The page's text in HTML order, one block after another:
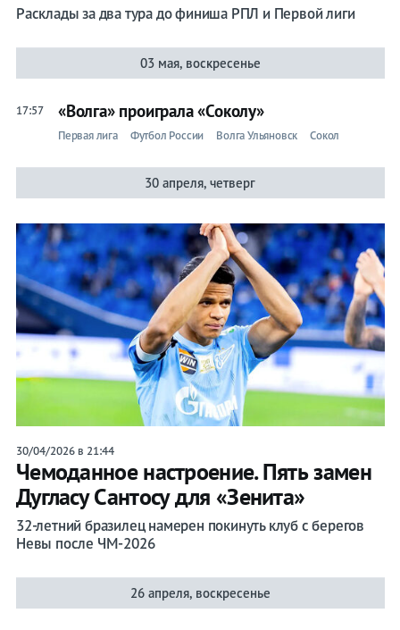
Расклады за два тура до финиша РПЛ и Первой лиги
03 мая, воскресенье
17:57 «Волга» проиграла «Соколу»
Первая лига Футбол России Волга Ульяновск Сокол
30 апреля, четверг
30/04/2026 в 21:44
Чемоданное настроение. Пять замен
Дугласу Сантосу для «Зенита»
32-летний бразилец намерен покинуть клуб с берегов
Невы после ЧМ-2026
26 апреля, воскресенье